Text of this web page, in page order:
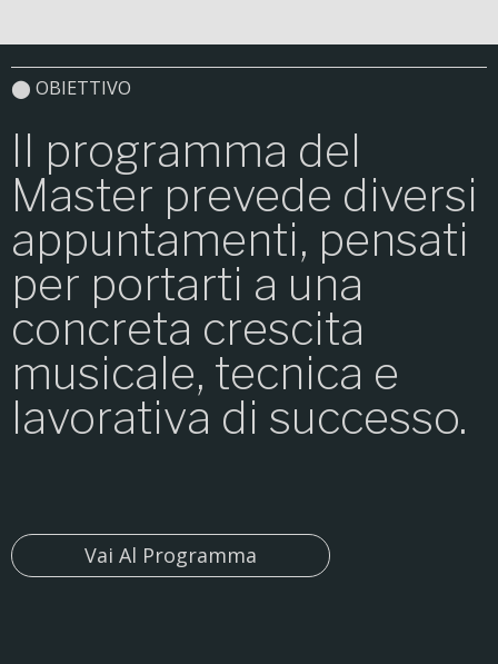
⬤ OBIETTIVO
Il programma del
Master prevede diversi
appuntamenti, pensati
per portarti a una
concreta crescita
musicale, tecnica e
lavorativa di successo.
Vai Al Programma